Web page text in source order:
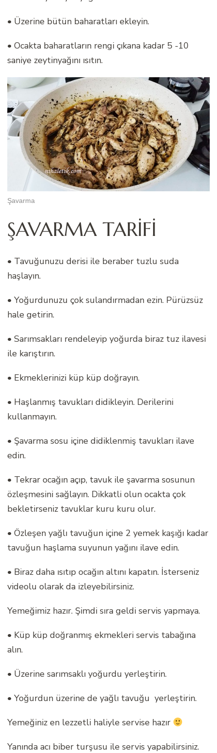
• Üzerine bütün baharatları ekleyin.
• Ocakta baharatların rengi çıkana kadar 5 -10
saniye zeytinyağını ısıtın.
Şavarma
ŞAVARMA TARİFİ
• Tavuğunuzu derisi ile beraber tuzlu suda
haşlayın.
• Yoğurdunuzu çok sulandırmadan ezin. Pürüzsüz
hale getirin.
• Sarımsakları rendeleyip yoğurda biraz tuz ilavesi
ile karıştırın.
• Ekmeklerinizi küp küp doğrayın.
• Haşlanmış tavukları didikleyin. Derilerini
kullanmayın.
• Şavarma sosu içine didiklenmiş tavukları ilave
edin.
• Tekrar ocağın açıp, tavuk ile şavarma sosunun
özleşmesini sağlayın. Dikkatli olun ocakta çok
bekletirseniz tavuklar kuru kuru olur.
• Özleşen yağlı tavuğun içine 2 yemek kaşığı kadar
tavuğun haşlama suyunun yağını ilave edin.
• Biraz daha ısıtıp ocağın altını kapatın. İsterseniz
videolu olarak da izleyebilirsiniz.
Yemeğimiz hazır. Şimdi sıra geldi servis yapmaya.
• Küp küp doğranmış ekmekleri servis tabağına
alın.
• Üzerine sarımsaklı yoğurdu yerleştirin.
• Yoğurdun üzerine de yağlı tavuğu yerleştirin.
Yemeğiniz en lezzetli haliyle servise hazır
Yanında acı biber turşusu ile servis yapabilirsiniz.